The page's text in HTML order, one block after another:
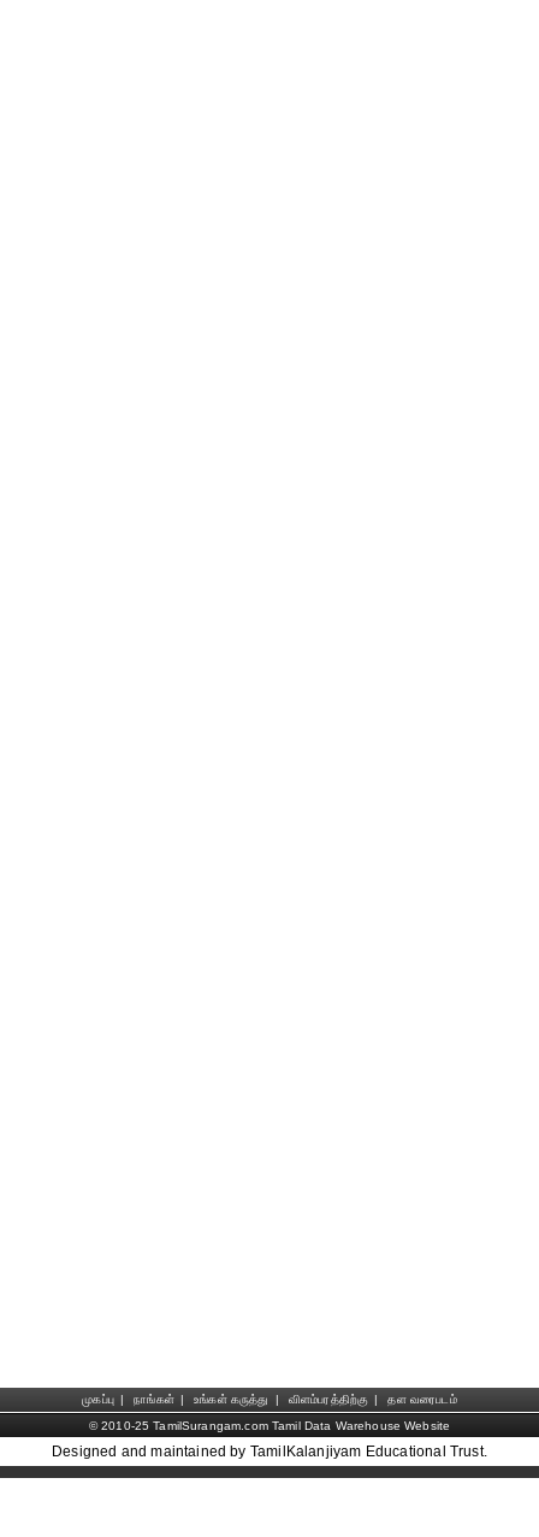
முகப்பு | நாங்கள் | உங்கள் கருத்து | விளம்பரத்திற்கு |
தள வரைபடம்
© 2010-25 TamilSurangam.com Tamil Data Warehouse Website
Designed and maintained by TamilKalanjiyam Educational Trust.